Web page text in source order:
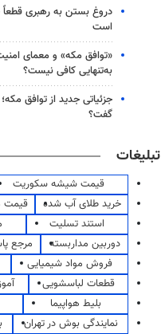
دروغ بستن به رهبری قطعاً
است
«توافق مکه» و معمای
به‌تنهایی کافی نیست؟
جزئیاتی جدید از توافق
گفت؟
تبلیغات
قیمت شیشه سکوریت
خرید طلای آب شده
قیمت
استند تسلیت
دوربین مداربسته
مرجع
فروش مواد شیمیایی
قطعات لباسشویی
بلیط هواپیما
نمایندگی بوش در تهران